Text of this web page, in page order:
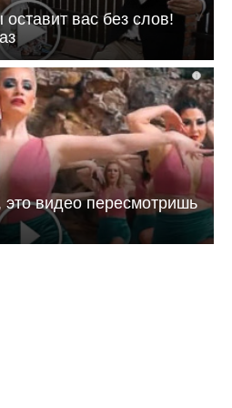
вас без слов!
i
это видео пересмотришь